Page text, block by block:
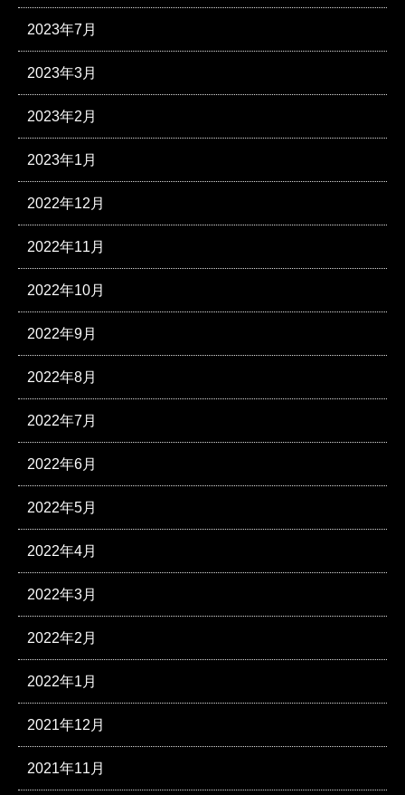
2023年7月
2023年3月
2023年2月
2023年1月
2022年12月
2022年11月
2022年10月
2022年9月
2022年8月
2022年7月
2022年6月
2022年5月
2022年4月
2022年3月
2022年2月
2022年1月
2021年12月
2021年11月